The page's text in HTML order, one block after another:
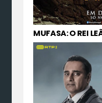
MUFASA: O REI